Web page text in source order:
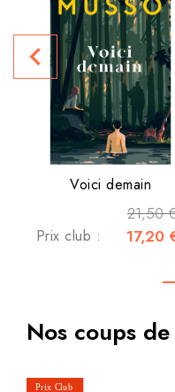
Voici demain
21,50
Prix club : 17,20
navigate_before
Nos coups